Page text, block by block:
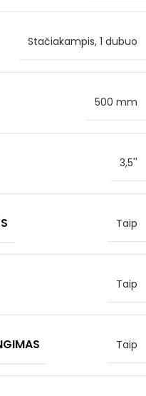
Stačiakampis, 1 dubuo
500 mm
3,5''
Taip
Taip
Taip